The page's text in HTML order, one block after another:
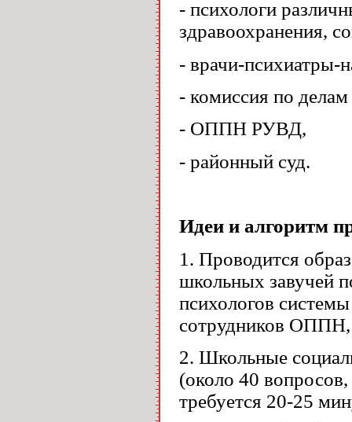
- психологи
здравоохранения,
- врачи-психиатры-
- комиссия по
- ОППН РУВД,
- районный суд.
Идеи и алгоритм
1. Проводится
школьных завучей
психологов
сотрудников
2. Школьные
(около 40 вопросов,
требуется 20-25